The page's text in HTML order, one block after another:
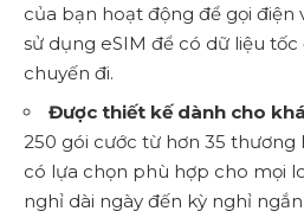
của bạn hoạt động để gọi điện
sử dụng eSIM để có dữ liệu
chuyến đi.
Được thiết kế dành cho
250 gói cước từ hơn 35 thương
có lựa chọn phù hợp cho mọi
nghỉ dài ngày đến kỳ nghỉ ngắn